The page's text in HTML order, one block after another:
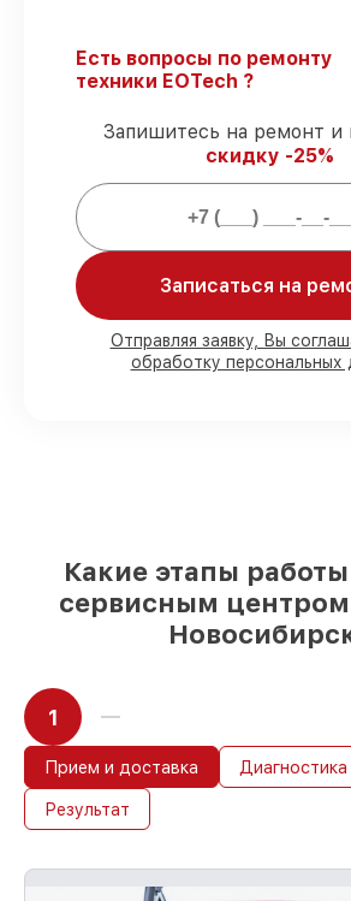
Поддержка после
работы и запчасти
Мы гарантируем:
ремонтов закрываем
клиента
запчастей EOTech
установке в
доставляются быстро
Фирменные детали
Есть вопросы по ремонту
техники EOTech ?
Запишитесь на ремонт и
скидку -25%
Записаться на
Отправляя заявку, Вы
обработку персональных
Какие этапы
сервисным центром
1
Прием и доставка Диагностика
Результат